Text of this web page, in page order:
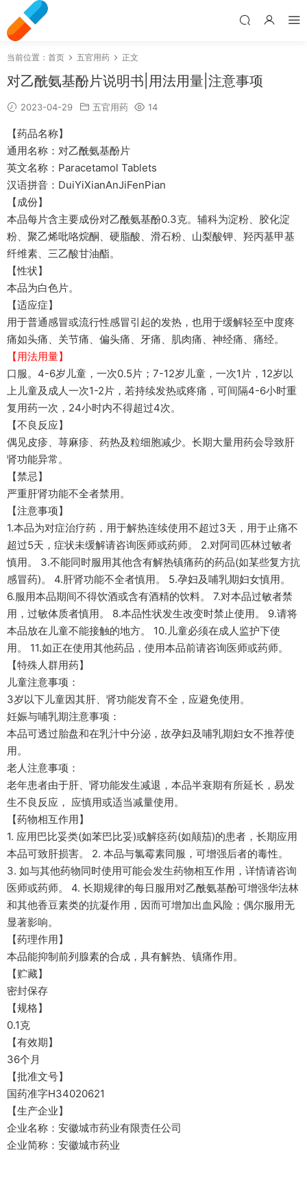
当前位置： 首页 五官用药 正文
对乙酰氨基酚片说明书|用法用量|注意事项
2023-04-29 五官用药 14
【药品名称】
通用名称：对乙酰氨基酚片
英文名称：Paracetamol Tablets
汉语拼音：DuiYiXianAnJiFenPian
【成份】
本品每片含主要成份对乙酰氨基酚0.3克。辅科为淀粉、胶化淀
粉、聚乙烯吡咯烷酮、硬脂酸、滑石粉、山梨酸钾、羟丙基甲基
纤维素、三乙酸甘油酯。
【性状】
本品为白色片。
【适应症】
用于普通感冒或流行性感冒引起的发热，也用于缓解轻至中度疼
痛如头痛、关节痛、偏头痛、牙痛、肌肉痛、神经痛、痛经。
【用法用量】
口服。4-6岁儿童，一次0.5片；7-12岁儿童，一次1片，12岁以
上儿童及成人一次1-2片，若持续发热或疼痛，可间隔4-6小时重
复用药一次，24小时内不得超过4次。
【不良反应】
偶见皮疹、荨麻疹、药热及粒细胞减少。长期大量用药会导致肝
肾功能异常。
【禁忌】
严重肝肾功能不全者禁用。
【注意事项】
1.本品为对症治疗药，用于解热连续使用不超过3天，用于止痛不
超过5天，症状未缓解请咨询医师或药师。 2.对阿司匹林过敏者
慎用。 3.不能同时服用其他含有解热镇痛药的药品(如某些复方抗
感冒药)。 4.肝肾功能不全者慎用。 5.孕妇及哺乳期妇女慎用。
6.服用本品期间不得饮酒或含有酒精的饮料。 7.对本品过敏者禁
用，过敏体质者慎用。 8.本品性状发生改变时禁止使用。 9.请将
本品放在儿童不能接触的地方。 10.儿童必须在成人监护下使
用。 11.如正在使用其他药品，使用本品前请咨询医师或药师。
【特殊人群用药】
儿童注意事项：
3岁以下儿童因其肝、肾功能发育不全，应避免使用。
妊娠与哺乳期注意事项：
本品可透过胎盘和在乳汁中分泌，故孕妇及哺乳期妇女不推荐使
用。
老人注意事项：
老年患者由于肝、肾功能发生减退，本品半衰期有所延长，易发
生不良反应， 应慎用或适当减量使用。
【药物相互作用】
1. 应用巴比妥类(如苯巴比妥)或解痉药(如颠茄)的患者，长期应用
本品可致肝损害。 2. 本品与氯霉素同服，可增强后者的毒性。
3. 如与其他药物同时使用可能会发生药物相互作用，详情请咨询
医师或药师。 4. 长期规律的每日服用对乙酰氨基酚可增强华法林
和其他香豆素类的抗凝作用，因而可增加出血风险；偶尔服用无
显著影响。
【药理作用】
本品能抑制前列腺素的合成，具有解热、镇痛作用。
【贮藏】
密封保存
【规格】
0.1克
【有效期】
36个月
【批准文号】
国药准字H34020621
【生产企业】
企业名称：安徽城市药业有限责任公司
企业简称：安徽城市药业